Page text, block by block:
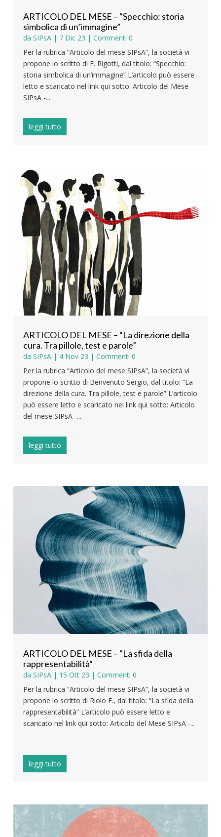
ARTICOLO DEL MESE – “Specchio: storia
simbolica di un’immagine”
da SIPsA| 7 Dic 23 | Commenti 0
Per la rubrica “Articolo del mese SIPsA”, la società vi
propone lo scritto di F. Rigotti, dal titolo: “Specchio:
storia simbolica di un’immagine” L’articolo può essere
letto e scaricato nel link qui sotto: Articolo del Mese
SIPsA -...
leggi tutto
ARTICOLO DEL MESE – “La direzione della
cura. Tra pillole, test e parole”
da SIPsA| 4 Nov 23 | Commenti 0
Per la rubrica “Articolo del mese SIPsA”, la società vi
propone lo scritto di Benvenuto Sergio, dal titolo: “La
direzione della cura. Tra pillole, test e parole” L’articolo
può essere letto e scaricato nel link qui sotto: Articolo
del mese SIPsA -...
leggi tutto
ARTICOLO DEL MESE – “La sfida della
rappresentabilità”
da SIPsA| 15 Ott 23 | Commenti 0
Per la rubrica “Articolo del mese SIPsA”, la società vi
propone lo scritto di Riolo F., dal titolo: “La sfida della
rappresentabilità” L’articolo può essere letto e
scaricato nel link qui sotto: Articolo del Mese SIPsA -...
leggi tutto